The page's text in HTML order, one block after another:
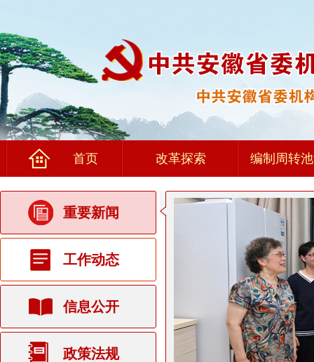
首页 改革探索 编制周转
重要新闻
工作动态
信息公开
政策法规